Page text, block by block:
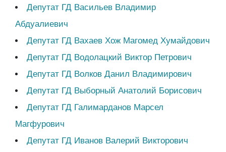
Депутат ГД Васильев Владимир
Абдуалиевич
Депутат ГД Вахаев Хож Магомед Хумайдович
Депутат ГД Водолацкий Виктор Петрович
Депутат ГД Волков Данил Владимирович
Депутат ГД Выборный Анатолий Борисович
Депутат ГД Галимарданов Марсел
Магфурович
Депутат ГД Иванов Валерий Викторович